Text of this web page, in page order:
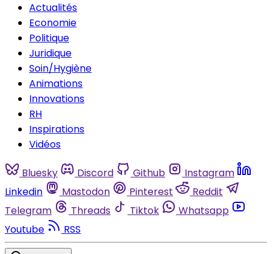
Actualités
Economie
Politique
Juridique
Soin/Hygiène
Animations
Innovations
RH
Inspirations
Vidéos
Bluesky Discord Github
Instagram
Linkedin
Mastodon Pinterest
Reddit
Telegram
Threads Tiktok
Whatsapp
Youtube
RSS